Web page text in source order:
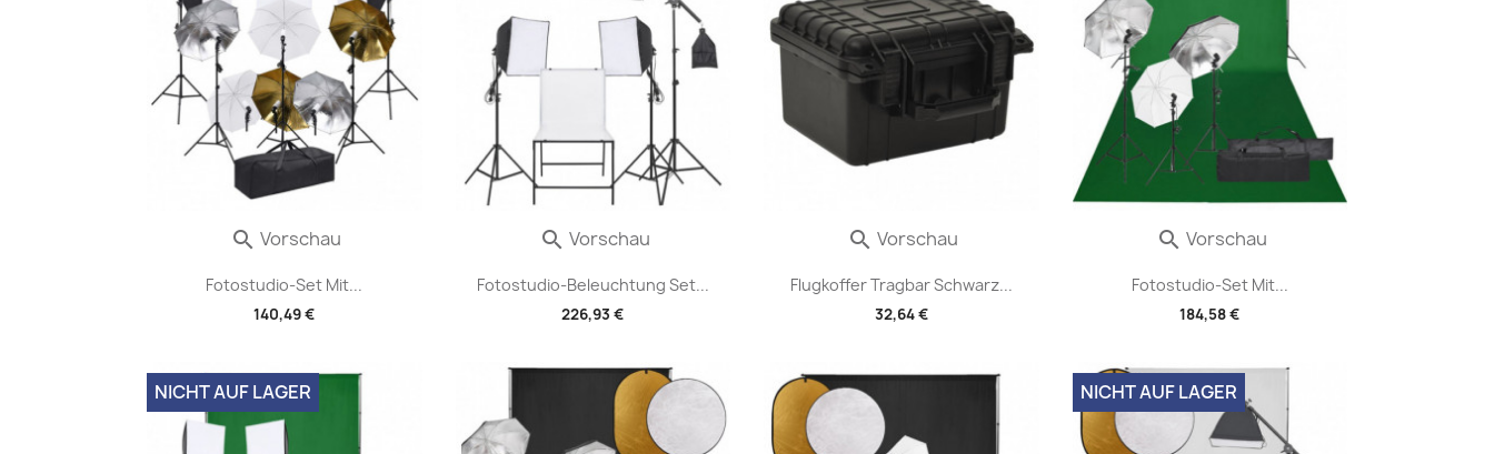
Fotostudio-Set Mit...
140,49 €
 Vorschau
Fotostudio-Beleuchtung Set...
226,93 €
 Vorschau
Flugkoffer Tragbar Schwarz...
32,64 €
 Vorschau
Fotostudio-Set Mit...
184,58 €
 Vorschau
NICHT AUF LAGER NICHT AUF LAGER